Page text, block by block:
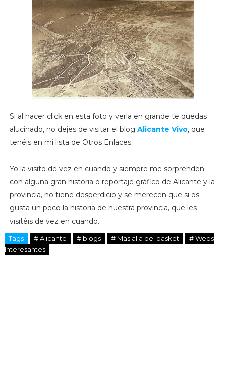
Si al hacer click en esta foto y verla en grande te quedas
alucinado, no dejes de visitar el blog Alicante Vivo, que
tenéis en mi lista de Otros Enlaces.
Yo la visito de vez en cuando y siempre me sorprenden
con alguna gran historia o reportaje gráfico de Alicante y la
provincia, no tiene desperdicio y se merecen que si os
gusta un poco la historia de nuestra provincia, que les
visitéis de vez en cuando.
Tags # Alicante # blogs # Mas alla del basket
# Webs
Interesantes